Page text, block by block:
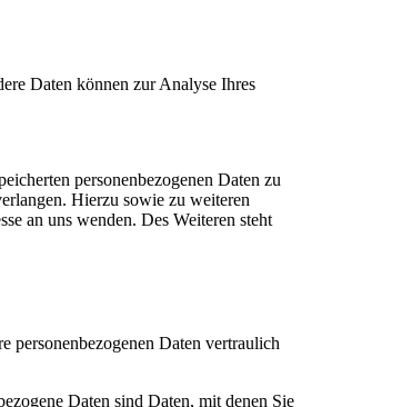
Daten können zur Analyse Ihres
personenbezogenen Daten zu
Hierzu sowie zu weiteren
an uns wenden. Des Weiteren steht
personenbezogenen Daten vertraulich
Daten sind Daten, mit denen Sie